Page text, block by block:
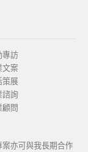
專訪
文案
策展
諮詢
問
亦可與我長期合作